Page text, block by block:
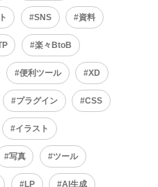
SNS 資料
楽々BtoB
便利ツール XD
プラグイン CSS
イラスト
写真 ツール
LP AI生成